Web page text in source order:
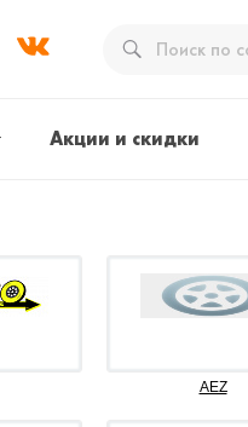
Акции и скидки
AEZ